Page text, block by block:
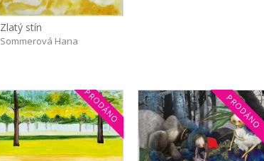
Zlatý stín
Sommerová Hana
PRODÁNO PRODÁNO